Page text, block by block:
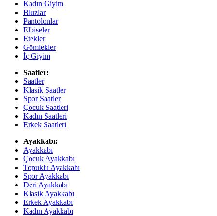
Kadın Giyim
Bluzlar
Pantolonlar
Elbiseler
Etekler
Gömlekler
İç Giyim
Saatler:
Saatler
Klasik Saatler
Spor Saatler
Çocuk Saatleri
Kadın Saatleri
Erkek Saatleri
Ayakkabı:
Ayakkabı
Çocuk Ayakkabı
Topuklu Ayakkabı
Spor Ayakkabı
Deri Ayakkabı
Klasik Ayakkabı
Erkek Ayakkabı
Kadın Ayakkabı